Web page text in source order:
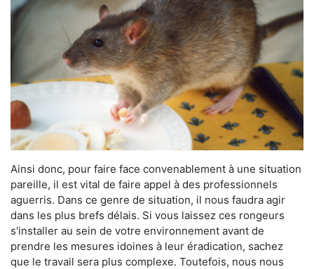
Ainsi donc, pour faire face convenablement à une situation
pareille, il est vital de faire appel à des professionnels
aguerris. Dans ce genre de situation, il nous faudra agir
dans les plus brefs délais. Si vous laissez ces rongeurs
s'installer au sein de votre environnement avant de
prendre les mesures idoines à leur éradication, sachez
que le travail sera plus complexe. Toutefois, nous nous